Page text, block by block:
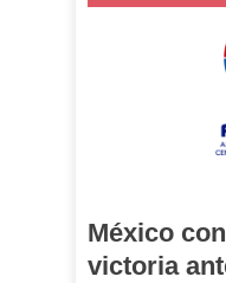
México
victoria